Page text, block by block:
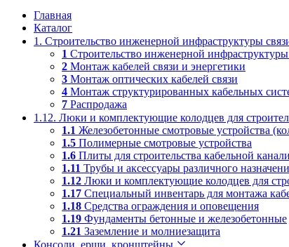
Главная
Каталог
1. Строительство инженерной инфраструктуры
1 Строительство инженерной
2 Монтаж кабелей связи и энергетики
3 Монтаж оптических кабелей связи
4 Монтаж структурированных кабельных
7 Распродажа
1.12. Люки и комплектующие колодцев для
1.1 Железобетонные смотровые устройства
1.5 Полимерные смотровые устройства
1.6 Плиты для строительства кабельной
1.11 Трубы и аксессуары различного
1.12 Люки и комплектующие колодцев для
1.17 Специальный инвентарь для монтажа
1.18 Средства ограждения и оповещения
1.19 Фундаменты бетонные и железобетонные
1.21 Заземление и молниезащита
Консоли, ерши, кронштейны